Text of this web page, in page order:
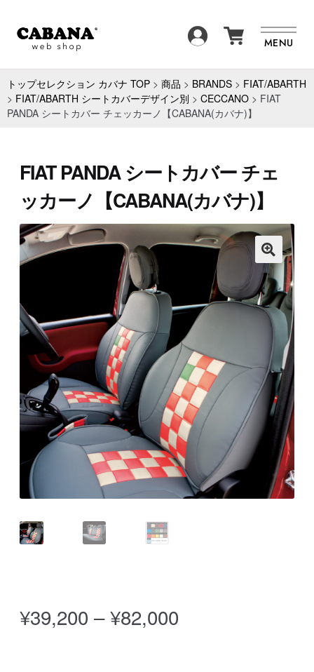
MENU
商品一覧
BRAND
ITEM
FAQ
NEWS
ABOUT
CONTACT
トップセレクション カバナ TOP > 商品 > BRANDS > FIAT/ABARTH
> FIAT/ABARTH シートカバーデザイン別 > CECCANO > FIAT
PANDA シートカバー チェッカーノ【CABANA(カバナ)】
FIAT PANDA シートカバー チェ
ッカーノ【CABANA(カバナ)】
🔍
¥39,200 –¥82,000